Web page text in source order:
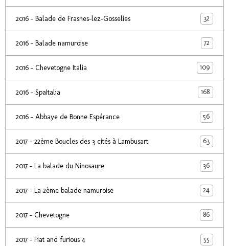
2016 - Balade de Frasnes-lez-Gosselies 32
2016 - Balade namuroise 72
2016 - Chevetogne Italia 109
2016 - SpaItalia 168
2016 - Abbaye de Bonne Espérance 56
2017 - 22ème Boucles des 3 cités à Lambusart 63
2017 - La balade du Ninosaure 36
2017 - La 2ème balade namuroise 24
2017 - Chevetogne 86
2017 - Fiat and furious 4 55